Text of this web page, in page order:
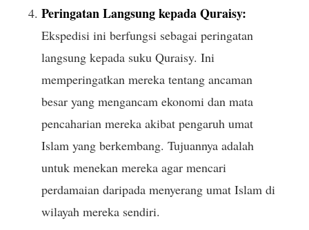
Peringatan Langsung kepada Quraisy:
Ekspedisi ini berfungsi sebagai peringatan
langsung kepada suku Quraisy. Ini
memperingatkan mereka tentang ancaman
besar yang mengancam ekonomi dan mata
pencaharian mereka akibat pengaruh umat
Islam yang berkembang. Tujuannya adalah
untuk menekan mereka agar mencari
perdamaian daripada menyerang umat Islam di
wilayah mereka sendiri.